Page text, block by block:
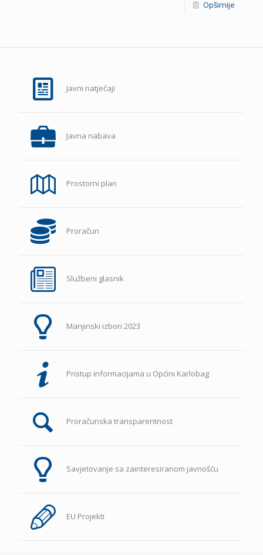
Opširnije
Javni natječaji
Javna nabava
Prostorni plan
Proračun
Službeni glasnik
Manjinski izbori 2023
Pristup informacijama u Općini Karlobag
Proračunska transparentnost
Savjetovanje sa zainteresiranom javnošću
EU Projekti